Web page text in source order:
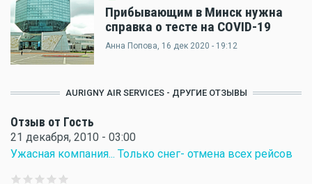
Прибывающим в Минск нужна
справка о тесте на COVID-19
Анна Попова, 16 дек 2020 - 19:12
AURIGNY AIR SERVICES - ДРУГИЕ ОТЗЫВЫ
Отзыв от Гость
21 декабря, 2010 - 03:00
Ужасная компания... Только снег- отмена всех рейсов